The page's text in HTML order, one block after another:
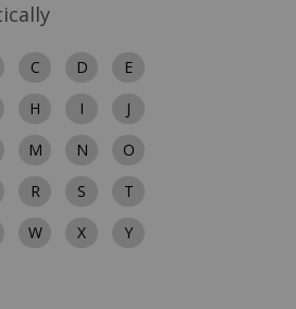
C D
E
H I
J
M N
O
R S
T
W X
Y